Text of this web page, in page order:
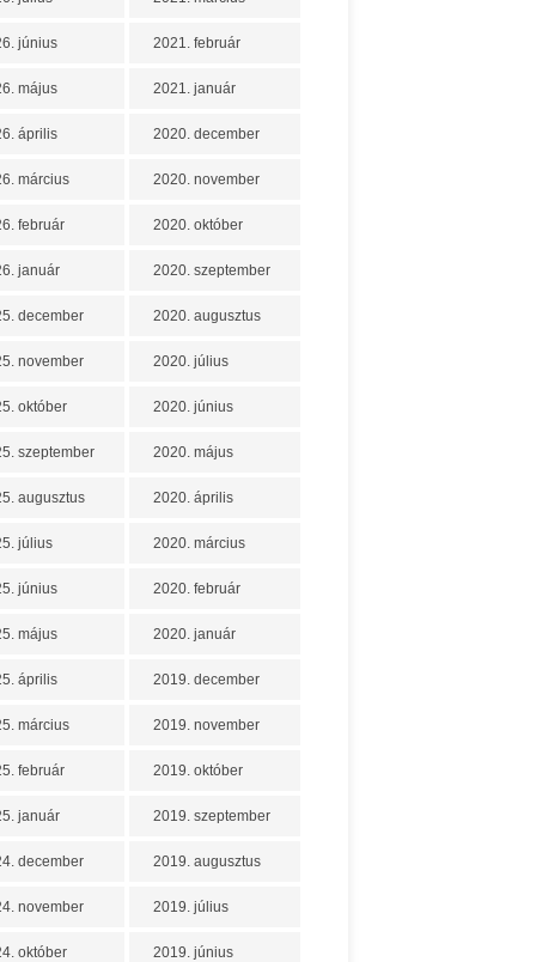
június
május
április
március
február
január
december
november
október
szeptember
augusztus
július
június
május
április
március
február
január
december
november
október
2021. február
2021. január
2020. december
2020. november
2020. október
2020. szeptember
2020. augusztus
2020. július
2020. június
2020. május
2020. április
2020. március
2020. február
2020. január
2019. december
2019. november
2019. október
2019. szeptember
2019. augusztus
2019. július
2019. június